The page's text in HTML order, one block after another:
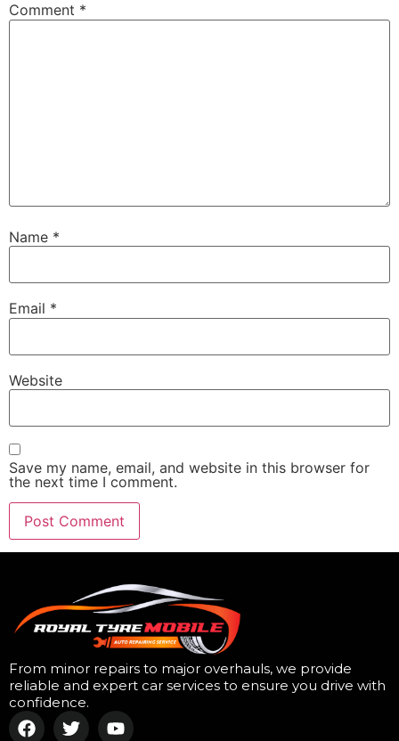
Comment *
Name *
Email *
Website
Save my name, email, and website in this browser for
the next time I comment.
From minor repairs to major overhauls, we provide
reliable and expert car services to ensure you drive with
confidence.